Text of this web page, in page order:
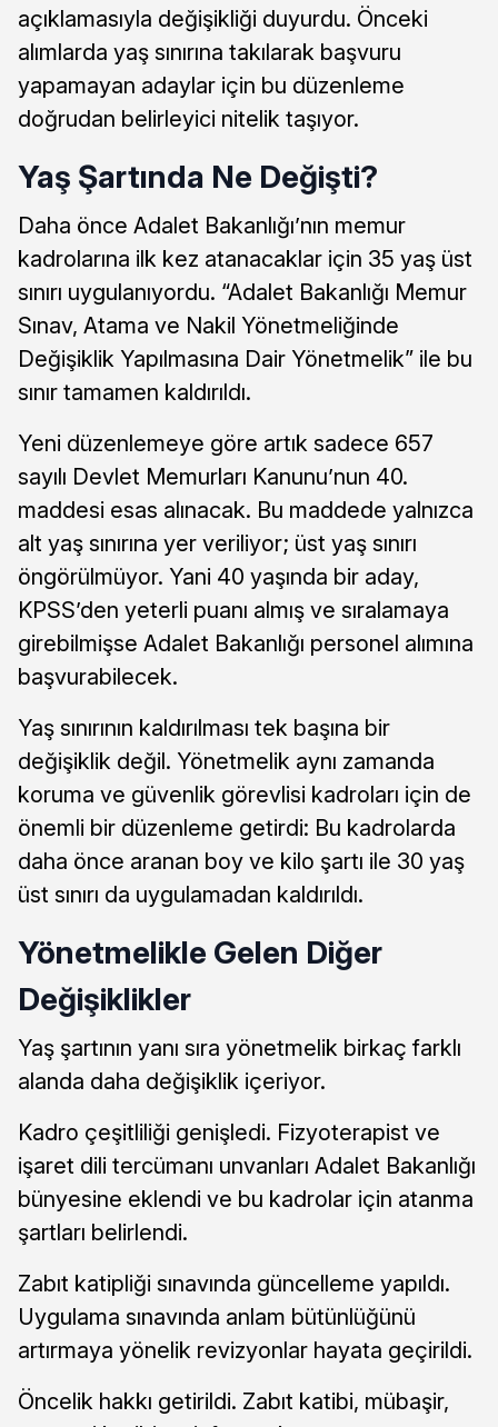
açıklamasıyla değişikliği duyurdu. Önceki
alımlarda yaş sınırına takılarak başvuru
yapamayan adaylar için bu düzenleme
doğrudan belirleyici nitelik taşıyor.
Yaş Şartında Ne Değişti?
Daha önce Adalet Bakanlığı’nın memur
kadrolarına ilk kez atanacaklar için 35 yaş üst
sınırı uygulanıyordu. “Adalet Bakanlığı Memur
Sınav, Atama ve Nakil Yönetmeliğinde
Değişiklik Yapılmasına Dair Yönetmelik” ile bu
sınır tamamen kaldırıldı.
Yeni düzenlemeye göre artık sadece 657
sayılı Devlet Memurları Kanunu’nun 40.
maddesi esas alınacak. Bu maddede yalnızca
alt yaş sınırına yer veriliyor; üst yaş sınırı
öngörülmüyor. Yani 40 yaşında bir aday,
KPSS’den yeterli puanı almış ve sıralamaya
girebilmişse Adalet Bakanlığı personel alımına
başvurabilecek.
Yaş sınırının kaldırılması tek başına bir
değişiklik değil. Yönetmelik aynı zamanda
koruma ve güvenlik görevlisi kadroları için de
önemli bir düzenleme getirdi: Bu kadrolarda
daha önce aranan boy ve kilo şartı ile 30 yaş
üst sınırı da uygulamadan kaldırıldı.
Yönetmelikle Gelen Diğer
Değişiklikler
Yaş şartının yanı sıra yönetmelik birkaç farklı
alanda daha değişiklik içeriyor.
Kadro çeşitliliği genişledi. Fizyoterapist ve
işaret dili tercümanı unvanları Adalet Bakanlığı
bünyesine eklendi ve bu kadrolar için atanma
şartları belirlendi.
Zabıt katipliği sınavında güncelleme yapıldı.
Uygulama sınavında anlam bütünlüğünü
artırmaya yönelik revizyonlar hayata geçirildi.
Öncelik hakkı getirildi. Zabıt katibi, mübaşir,